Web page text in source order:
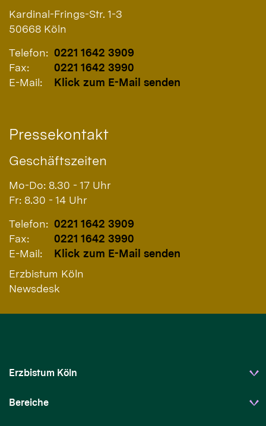
Kardinal-Frings-Str. 1-3
50668 Köln
Telefon: 0221 1642 3909
Fax:
0221 1642 3990
E-Mail:
Klick zum E-Mail senden
Pressekontakt
Geschäftszeiten
Mo-Do: 8.30 - 17 Uhr
Fr: 8.30 - 14 Uhr
Telefon: 0221 1642 3909
Fax:
0221 1642 3990
E-Mail:
Klick zum E-Mail senden
Erzbistum Köln
Newsdesk
Erzbistum Köln
Bereiche